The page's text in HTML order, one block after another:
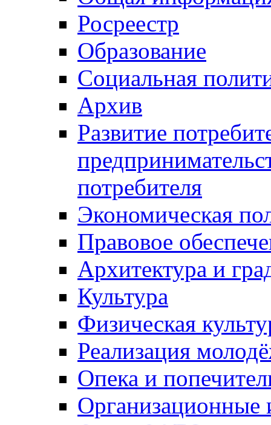
Росреестр
Образование
Социальная
Архив
Развитие
потребителя
Экономическая
Правовое
Архитектура и
Культура
Физическая
Реализация
Опека и